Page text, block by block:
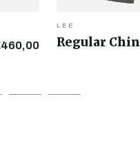
LEE
Regular